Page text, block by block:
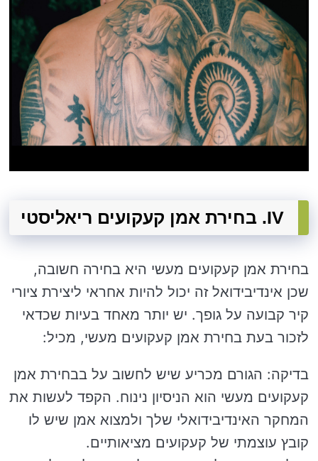
IV. בחירת אמן קעקועים ריאליסטי
בחירת אמן קעקועים מעשי היא בחירה חשובה,
שכן אינדיבידואל זה יכול להיות אחראי ליצירת ציורי
קיר קבועה על גופך. יש יותר מאחד בעיות שכדאי
לזכור בעת בחירת אמן קעקועים מעשי, מכיל:
בדיקה: הגורם מכריע שיש לחשוב על בבחירת אמן
קעקועים מעשי הוא הניסיון נינוח. הקפד לעשות את
המחקר האינדיבידואלי שלך ולמצוא אמן שיש לו
קובץ עוצמתי של קעקועים מציאותיים.